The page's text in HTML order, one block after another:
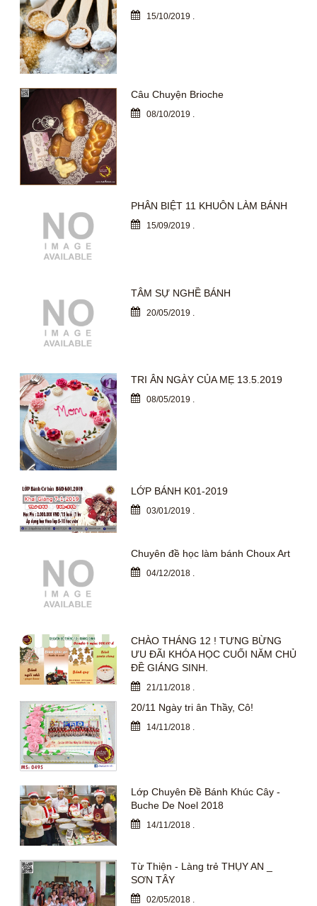
15/10/2019 .
Câu Chuyện Brioche
08/10/2019 .
PHÂN BIỆT 11 KHUÔN LÀM BÁNH
15/09/2019 .
TÂM SỰ NGHỀ BÁNH
20/05/2019
TRI ÂN NGÀY CỦA MẸ 13.5.2019
08/05/2019 .
LỚP BÁNH K01-2019
03/01/2019 .
Chuyên đề học làm bánh Choux Art
04/12/2018 .
CHÀO THÁNG 12 ! TƯNG BỪNG
ƯU ĐÃI KHÓA HỌC CUỐI NĂM CHỦ
ĐỀ GIÁNG SINH.
21/11/2018
20/11 Ngày tri ân Thầy, Cô!
14/11/2018
Lớp Chuyên Đề Bánh Khúc Cây -
Buche De Noel 2018
14/11/2018 .
Từ Thiện - Làng trẻ THỤY AN _
SƠN TÂY
02/05/2018 .